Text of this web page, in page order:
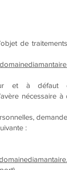
de
et à défaut
nécessaire
: